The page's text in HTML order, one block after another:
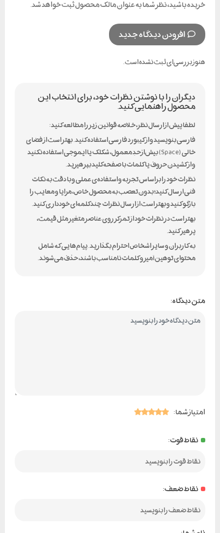
خریده باشید، نظر شما به عنوان مالک محصول ثبت خواهد شد.
افزودن دیدگاه جدید
هنوز بررسی‌ای ثبت نشده است.
دیگران را با نوشتن نظرات خود، برای انتخاب این
محصول راهنمایی کنید.
لطفا پیش از ارسال نظر، خلاصه قوانین زیر را مطالعه کنید:
فارسی بنویسید و از کیبورد فارسی استفاده کنید. بهتر است از فضای
خالی (Space) بیش‌از‌حدِ معمول، شکلک یا ایموجی استفاده نکنید
و از کشیدن حروف یا کلمات با صفحه‌کلید بپرهیزید.
نظرات خود را براساس تجربه و استفاده‌ی عملی و با دقت به نکات
فنی ارسال کنید؛ بدون تعصب به محصول خاص، مزایا و معایب را
بازگو کنید و بهتر است از ارسال نظرات چندکلمه‌‌ای خودداری کنید.
بهتر است در نظرات خود از تمرکز روی عناصر متغیر مثل قیمت،
پرهیز کنید.
به کاربران و سایر اشخاص احترام بگذارید. پیام‌هایی که شامل
محتوای توهین‌آمیز و کلمات نامناسب باشند، حذف می‌شوند.
متن دیدگاه:
امتیاز شما:
نقاط قوت:
نقاط ضعف: